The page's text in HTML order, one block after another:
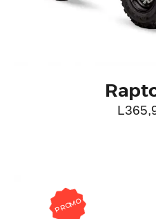
L
PROMO